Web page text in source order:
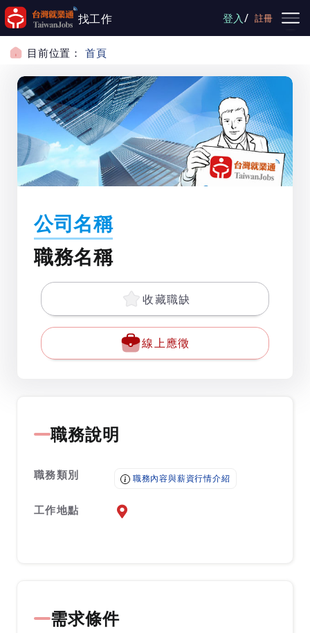
跳到主要內容
找工作 登入/ 註冊
目前位置： 首頁
公司名稱
職務名稱
收藏職缺
線上應徵
職務說明
職務類別 職務內容與薪資行情介紹
工作地點 前往查看地圖
需求條件